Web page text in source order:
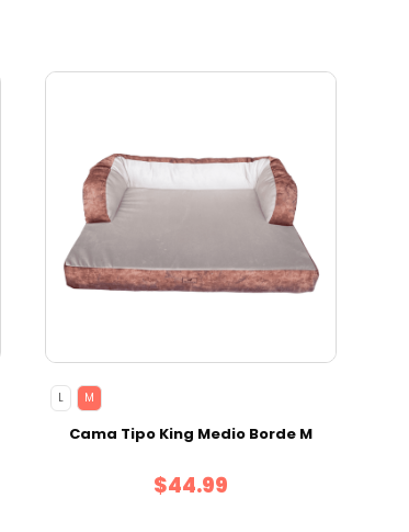
L M
Cama Tipo King Medio Borde M
$44.99